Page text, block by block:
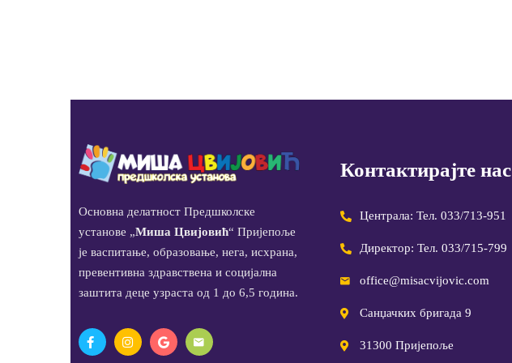
Основна делатност Предшколске
установе „Миша Цвијовић“ Пријепоље
је васпитање, образовање, нега, исхрана,
превентивна здравствена и социјална
заштита деце узраста од 1 до 6,5 година.
Контактирајте нас
Централа: Тел. 033/713-951
Директор: Тел. 033/715-799
office@misacvijovic.com
Санџачких бригада 9
31300 Пријепоље